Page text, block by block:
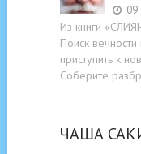
Из книги
Поиск
приступить к
Соберите
ЧАША